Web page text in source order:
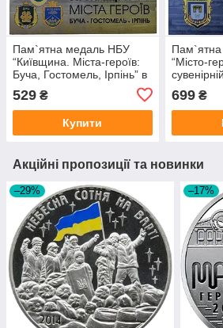
Пам`ятна медаль НБУ
“Київщина. Міста-героїв:
Буча, Гостомель, Ірпінь” в
529 ₴
Купити
“Місто-
699₴
Акційні пропозиції та новинки
–29% –17%